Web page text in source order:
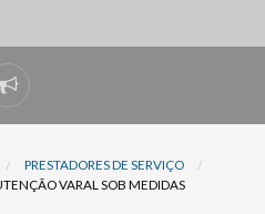
Denunciar
problema
PRESTADORES DE SERVIÇO
VARAL SOB MEDIDAS